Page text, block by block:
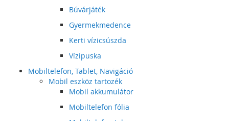
Búvárjáték
Gyermekmedence
Kerti vízicsúszda
Vízipuska
Mobiltelefon, Tablet, Navigáció
Mobil eszköz tartozék
Mobil akkumulátor
Mobiltelefon fólia